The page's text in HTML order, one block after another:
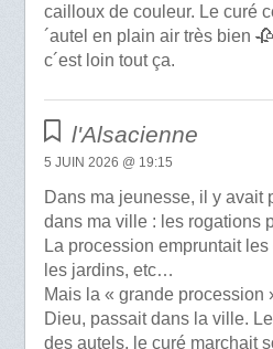
cailloux de couleur. Le curé
´autel en plain air très bien
c´est loin tout ça.
l'Alsacienne
5 JUIN 2026 @ 19:15
Dans ma jeunesse, il y avait
dans ma ville : les rogations
La procession empruntait
les jardins, etc…
Mais la « grande procession
Dieu, passait dans la ville.
des autels, le curé marchait